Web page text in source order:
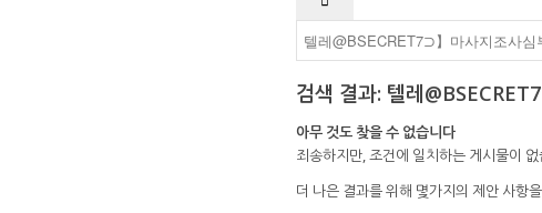
검색 결과: 텔레
아무 것도 찾을 수 없습니다
죄송하지만, 조건에 일치하는 게시물이
더 나은 결과를 위해 몇가지의 제안 사항